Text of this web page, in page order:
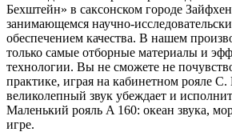
Бехштейн» в саксонском городе
занимающемся научно-
обеспечением качества. В нашем
только самые отборные материалы и
технологии. Вы не сможете не
практике, играя на кабинетном рояле C.
великолепный звук убеждает и
Маленький рояль A 160: океан звука,
игре.